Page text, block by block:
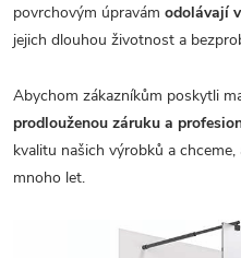
povrchovým úpravám odolávají
jejich dlouhou životnost a
Abychom zákazníkům poskytli
prodlouženou záruku a
kvalitu našich výrobků a
mnoho let.